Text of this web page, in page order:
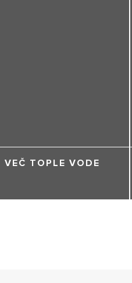
VEČ TOPLE VODE